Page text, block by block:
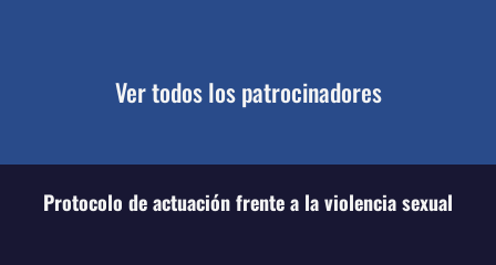
Ver todos los patrocinadores
Protocolo de actuación frente a la violencia sexual